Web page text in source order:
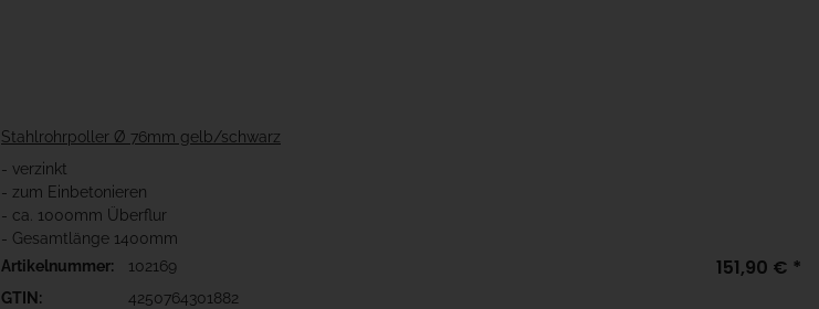
Stahlrohrpoller Ø 76mm gelb/schwarz
- verzinkt
- zum Einbetonieren
- ca. 1000mm Überflur
- Gesamtlänge 1400mm
Artikelnummer:
102169
GTIN:
4250764301882
151,90 € *